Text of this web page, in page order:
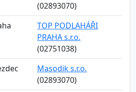
(02893070)
TOP PODLAHÁŘI
PRAHA s.r.o.
(02751038)
Masodik s.r.o.
(02893070)